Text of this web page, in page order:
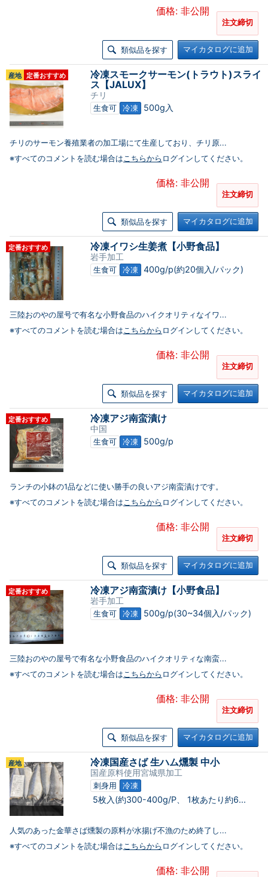
価格: 非公開
注文締切
類似品を探す マイカタログに追加
産地 定番おすすめ
冷凍スモークサーモン(トラウト)スライ
ス【JALUX】
チリ
生食可 冷凍 500g入
チリのサーモン養殖業者の加工場にて生産しており、チリ原...
※すべてのコメントを読む場合はこちらから ログインしてください。
価格: 非公開
注文締切
類似品を探す マイカタログに追加
定番おすすめ 冷凍イワシ生姜煮【小野食品】
岩手加工
生食可 冷凍 400g/p(約20個入/パック)
三陸おのやの屋号で有名な小野食品のハイクオリティなイワ...
※すべてのコメントを読む場合はこちらから ログインしてください。
価格: 非公開
注文締切
類似品を探す マイカタログに追加
定番おすすめ 冷凍アジ南蛮漬け
中国
生食可 冷凍 500g/p
ランチの小鉢の1品などに使い勝手の良いアジ南蛮漬けです。
※すべてのコメントを読む場合はこちらから ログインしてください。
価格: 非公開
注文締切
類似品を探す マイカタログに追加
定番おすすめ 冷凍アジ南蛮漬け【小野食品】
岩手加工
生食可 冷凍 500g/p(30~34個入/パック)
三陸おのやの屋号で有名な小野食品のハイクオリティな南蛮...
※すべてのコメントを読む場合はこちらから ログインしてください。
価格: 非公開
注文締切
類似品を探す マイカタログに追加
産地 冷凍国産さば 生ハム燻製 中小
国産原料使用宮城県加工
刺身用 冷凍
5枚入(約300-400g/P、 1枚あたり約6...
人気のあった金華さば燻製の原料が水揚げ不漁のため終了し...
※すべてのコメントを読む場合はこちらから ログインしてください。
価格: 非公開